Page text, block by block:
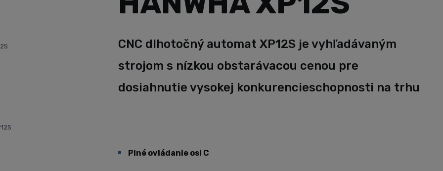
CNC dlhotočný automat XP12S je vyhľadávaným
strojom s nízkou obstarávacou cenou pre
dosiahnutie vysokej konkurencieschopnosti na trhu
Plné ovládanie osi C